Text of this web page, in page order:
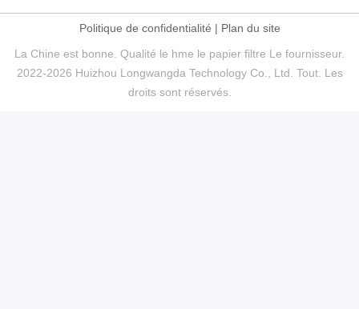
Politique de confidentialité | Plan du site
La Chine est bonne. Qualité le hme le papier filtre Le fournisseur.
2022-2026 Huizhou Longwangda Technology Co., Ltd. Tout. Les
droits sont réservés.